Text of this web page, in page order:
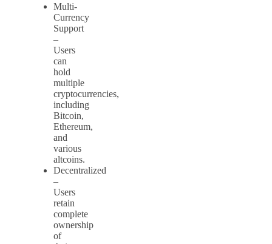
Multi-
Currency
Support
–
Users
can
hold
multiple
cryptocurrencies,
including
Bitcoin,
Ethereum,
and
various
altcoins.
Decentralized
–
Users
retain
complete
ownership
of